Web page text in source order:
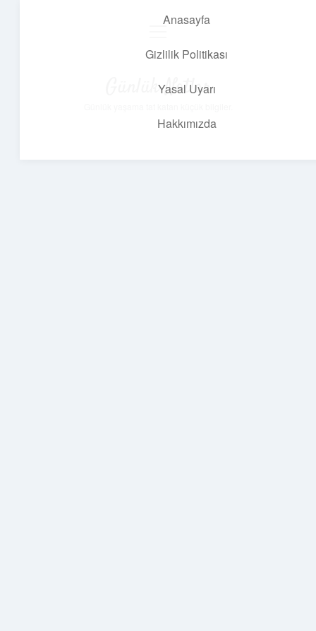
Anasayfa
Gizlilik Politikası
Yasal Uyarı
Hakkımızda
Günlük Notlar